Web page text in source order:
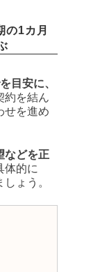
の1カ月
目安に、
約を結ん
せを進め
などを正
体的に
ょう。